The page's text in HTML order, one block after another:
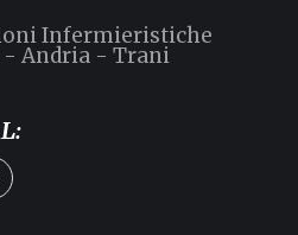
Infermieristiche
- Andria - Trani